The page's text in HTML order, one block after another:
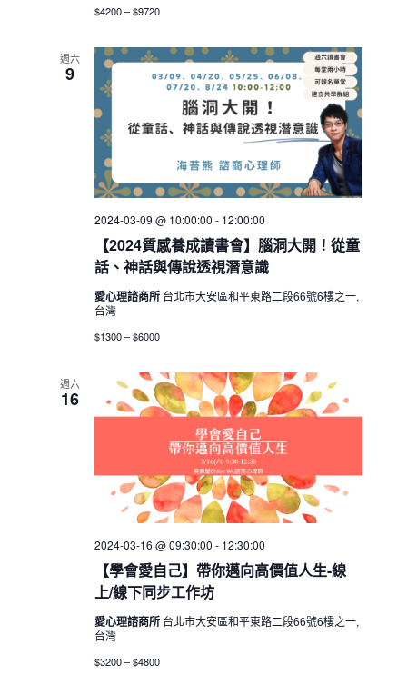
$4200 – $9720
週六
9
【2024質感養成讀書會】腦洞大開！從童
話、神話與傳說透視潛意識
2024-03-09 @ 10:00:00 - 12:00:00
愛心理諮商所 台北市大安區和平東路二段66號6樓之一,
台灣
$1300 – $6000
週六
16
【學會愛自己】帶你邁向高價值人生-線
上/線下同步工作坊
2024-03-16 @ 09:30:00 - 12:30:00
愛心理諮商所 台北市大安區和平東路二段66號6樓之一,
台灣
$3200 – $4800